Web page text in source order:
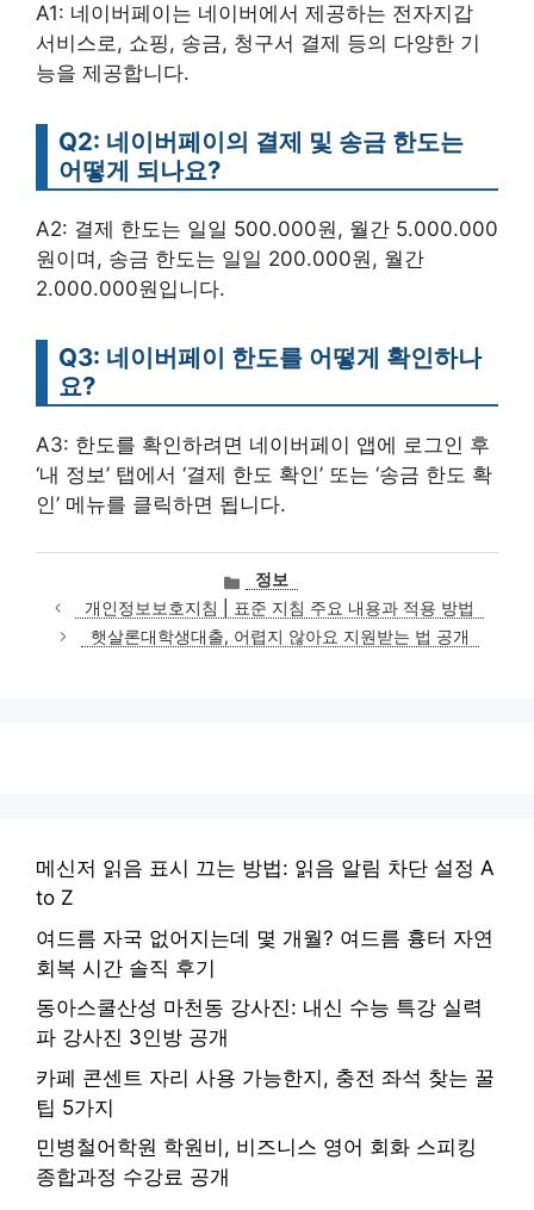
A1: 네이버페이는 네이버에서 제공하는 전자지갑
서비스로, 쇼핑, 송금, 청구서 결제 등의 다양한 기
능을 제공합니다.
Q2: 네이버페이의 결제 및 송금 한도는
어떻게 되나요?
A2: 결제 한도는 일일 500.000원, 월간 5.000.000
원이며, 송금 한도는 일일 200.000원, 월간
2.000.000원입니다.
Q3: 네이버페이 한도를 어떻게 확인하나
요?
A3: 한도를 확인하려면 네이버페이 앱에 로그인 후
‘내 정보’ 탭에서 ‘결제 한도 확인’ 또는 ‘송금 한도 확
인’ 메뉴를 클릭하면 됩니다.
카
테
고
리
정보
개인정보보호지침 | 표준 지침 주요 내용과 적용 방법
햇살론대학생대출, 어렵지 않아요 지원받는 법 공개
메신저 읽음 표시 끄는 방법: 읽음 알림 차단 설정 A
to Z
여드름 자국 없어지는데 몇 개월? 여드름 흉터 자연
회복 시간 솔직 후기
동아스쿨산성 마천동 강사진: 내신 수능 특강 실력
파 강사진 3인방 공개
카페 콘센트 자리 사용 가능한지, 충전 좌석 찾는 꿀
팁 5가지
민병철어학원 학원비, 비즈니스 영어 회화 스피킹
종합과정 수강료 공개